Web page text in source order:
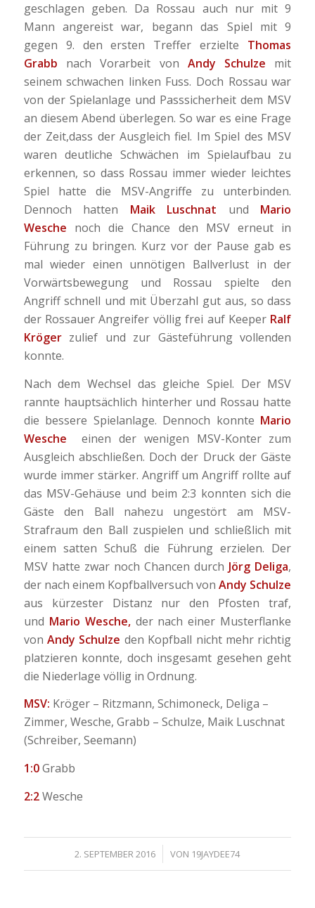
geschlagen geben. Da Rossau auch nur mit 9
Mann angereist war, begann das Spiel mit 9
gegen 9. den ersten Treffer erzielte Thomas
Grabb nach Vorarbeit von Andy Schulze mit
seinem schwachen linken Fuss. Doch Rossau war
von der Spielanlage und Passsicherheit dem MSV
an diesem Abend überlegen. So war es eine Frage
der Zeit,dass der Ausgleich fiel. Im Spiel des MSV
waren deutliche Schwächen im Spielaufbau zu
erkennen, so dass Rossau immer wieder leichtes
Spiel hatte die MSV-Angriffe zu unterbinden.
Dennoch hatten Maik Luschnat und Mario
Wesche noch die Chance den MSV erneut in
Führung zu bringen. Kurz vor der Pause gab es
mal wieder einen unnötigen Ballverlust in der
Vorwärtsbewegung und Rossau spielte den
Angriff schnell und mit Überzahl gut aus, so dass
der Rossauer Angreifer völlig frei auf Keeper Ralf
Kröger zulief und zur Gästeführung vollenden
konnte.
Nach dem Wechsel das gleiche Spiel. Der MSV
rannte hauptsächlich hinterher und Rossau hatte
die bessere Spielanlage. Dennoch konnte Mario
Wesche
einen der wenigen MSV-Konter zum
Ausgleich abschließen. Doch der Druck der Gäste
wurde immer stärker. Angriff um Angriff rollte auf
das MSV-Gehäuse und beim 2:3 konnten sich die
Gäste den Ball nahezu ungestört am MSV-
Strafraum den Ball zuspielen und schließlich mit
einem satten Schuß die Führung erzielen. Der
MSV hatte zwar noch Chancen durch Jörg Deliga,
der nach einem Kopfballversuch vonAndy Schulze
aus kürzester Distanz nur den Pfosten traf,
und Mario Wesche, der nach einer Musterflanke
von Andy Schulze den Kopfball nicht mehr richtig
platzieren konnte, doch insgesamt gesehen geht
die Niederlage völlig in Ordnung.
MSV: Kröger – Ritzmann, Schimoneck, Deliga –
Zimmer, Wesche, Grabb – Schulze, Maik Luschnat
(Schreiber, Seemann)
1:0Grabb
2:2Wesche
2. SEPTEMBER 2016
/ VON 19JAYDEE74